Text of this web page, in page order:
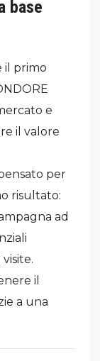
base
il primo
e
il valore
per
risultato:
ad
il
a una